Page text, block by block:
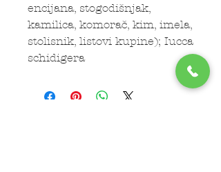
encijana, stogodišnjak,
kamilica, komorač, kim, imela,
stolisnik, listovi kupine); Iucca
schidigera